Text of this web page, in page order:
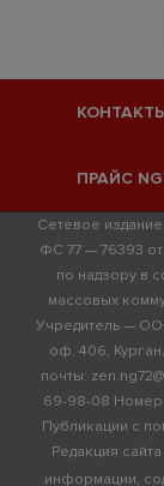
ПРАЙС
Сетевое
ФС 77 — 76393
по надзору в
массовых
Учредитель —
оф. 406,
почты:
69-98-08 Номер
Публикации с
Редакция
информации,